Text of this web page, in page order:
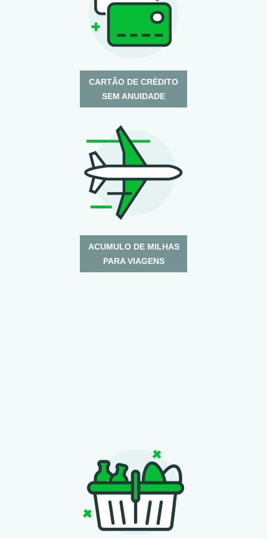
CARTÃO DE CRÉDITO
SEM ANUIDADE
ACUMULO DE MILHAS
PARA VIAGENS